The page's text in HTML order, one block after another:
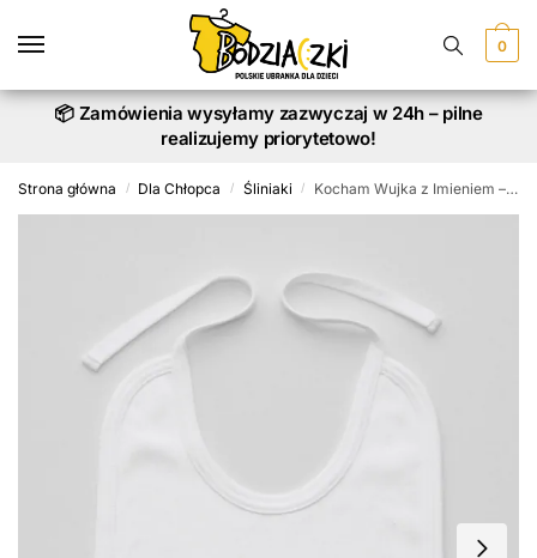
0
📦 Zamówienia wysyłamy zazwyczaj w 24h – pilne
realizujemy priorytetowo!
Strona główna / Dla Chłopca / Śliniaki / Kocham Wujka z Imieniem – śliniak z nadrukiem